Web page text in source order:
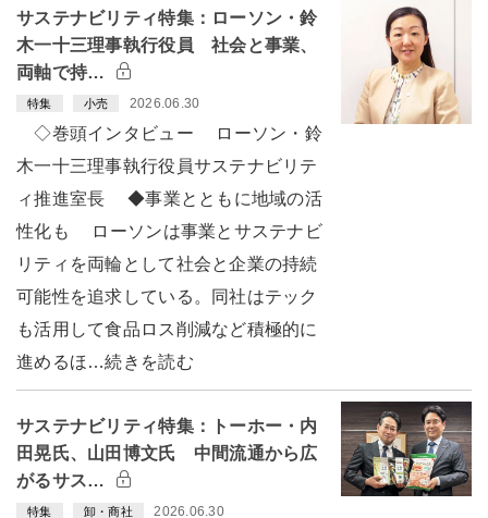
サステナビリティ特集：ローソン・鈴
木一十三理事執行役員 社会と事業、
両軸で持…
特集 小売 2026.06.30
◇巻頭インタビュー ローソン・鈴
木一十三理事執行役員サステナビリテ
ィ推進室長 ◆事業とともに地域の活
性化も ローソンは事業とサステナビ
リティを両輪として社会と企業の持続
可能性を追求している。同社はテック
も活用して食品ロス削減など積極的に
進めるほ…続きを読む
サステナビリティ特集：トーホー・内
田晃氏、山田博文氏 中間流通から広
がるサス…
特集 卸・商社 2026.06.30